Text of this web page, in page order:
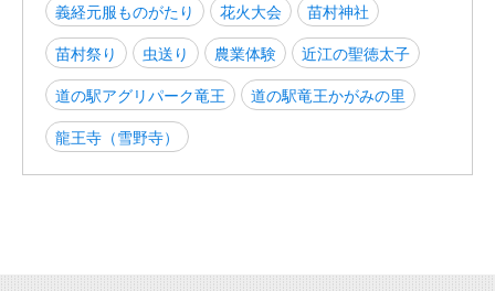
義経元服ものがたり
花火大会
苗村神社
苗村祭り
虫送り 農業体験
近江の聖徳太子
道の駅アグリパーク竜王
道の駅竜王かがみの里
龍王寺（雪野寺）